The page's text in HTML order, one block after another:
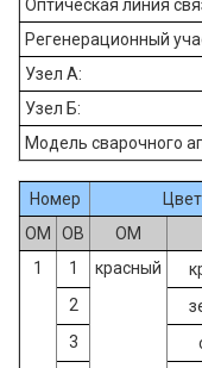
Оптическая линия
Регенерационный
Узел А:
Узел Б:
Модель сварочного
Номер Цвет
ОМ
ОВ ОМ
1
1 красный
2
3